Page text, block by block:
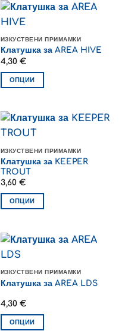
multiple
variants.
options
may
be
chosen
product
page
ИЗКУСТВЕНИ ПРИМАМКИ
Клатушка за AREA HIVE
4,30 €
ОПЦИИ
has
multiple
The
options
may
be
chosen
the
product
page
ИЗКУСТВЕНИ ПРИМАМКИ
Клатушка за KEEPER
TROUT
3,60 €
ОПЦИИ
has
multiple
The
options
may
be
chosen
ИЗКУСТВЕНИ ПРИМАМКИ
Клатушка за AREA LDS
4,30 €
ОПЦИИ